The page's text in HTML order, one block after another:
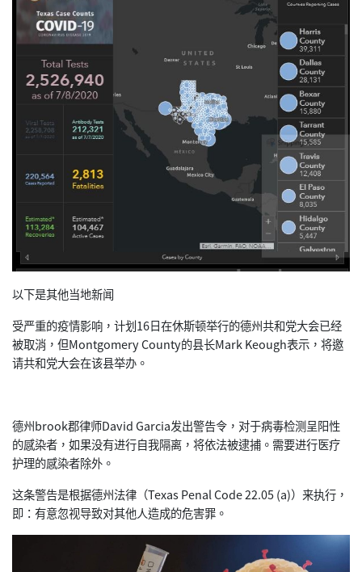
以下是其他当地新闻
受严重的疫情影响，计划16日在休斯顿举行的德州共和党大会已经
被取消，但Montgomery County的县长Mark Keough表示，将邀
请共和党大会在该县举办。
德州brook郡律师David Garcia发出警告令，对于病毒检测呈阳性
的感染者，如果没有进行自我隔离，将依法被逮捕。需要进行医疗
护理的感染者除外。
这条警告是根据德州法律（Texas Penal Code 22.05 (a)）来执行，
即：有意忽视导致对其他人造成的危害罪。